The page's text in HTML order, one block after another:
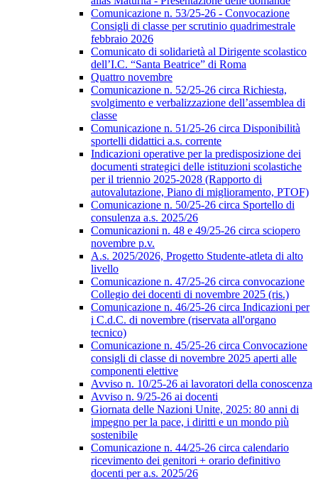
Comunicazione n. 53/25-26 - Convocazione
Consigli di classe per scrutinio quadrimestrale
febbraio 2026
Comunicato di solidarietà al Dirigente scolastico
dell’I.C. “Santa Beatrice” di Roma
Quattro novembre
Comunicazione n. 52/25-26 circa Richiesta,
svolgimento e verbalizzazione dell’assemblea di
classe
Comunicazione n. 51/25-26 circa Disponibilità
sportelli didattici a.s. corrente
Indicazioni operative per la predisposizione dei
documenti strategici delle istituzioni scolastiche
per il triennio 2025-2028 (Rapporto di
autovalutazione, Piano di miglioramento, PTOF)
Comunicazione n. 50/25-26 circa Sportello di
consulenza a.s. 2025/26
Comunicazioni n. 48 e 49/25-26 circa sciopero
novembre p.v.
A.s. 2025/2026, Progetto Studente-atleta di alto
livello
Comunicazione n. 47/25-26 circa convocazione
Collegio dei docenti di novembre 2025 (ris.)
Comunicazione n. 46/25-26 circa Indicazioni per
i C.d.C. di novembre (riservata all'organo
tecnico)
Comunicazione n. 45/25-26 circa Convocazione
consigli di classe di novembre 2025 aperti alle
componenti elettive
Avviso n. 10/25-26 ai lavoratori della conoscenza
Avviso n. 9/25-26 ai docenti
Giornata delle Nazioni Unite, 2025: 80 anni di
impegno per la pace, i diritti e un mondo più
sostenibile
Comunicazione n. 44/25-26 circa calendario
ricevimento dei genitori + orario definitivo
docenti per a.s. 2025/26